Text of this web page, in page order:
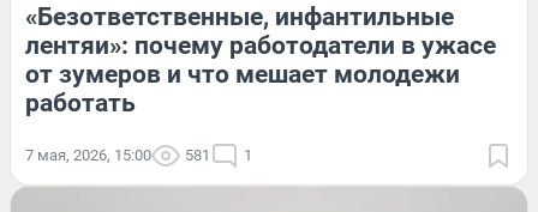
«Безответственные, инфантильные
лентяи»: почему работодатели в ужасе
от зумеров и что мешает молодежи
работать
7 мая, 2026, 15:00 581 1